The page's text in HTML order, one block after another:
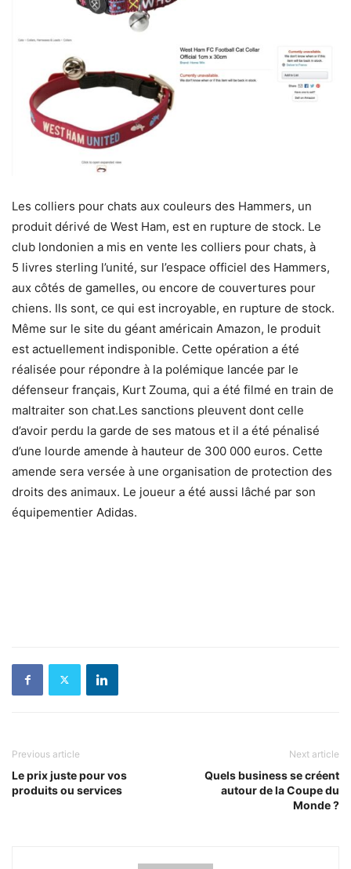
Les colliers pour chats aux couleurs des Hammers, un
produit dérivé de West Ham, est en rupture de stock. Le
club londonien a mis en vente les colliers pour chats, à
5 livres sterling l’unité, sur l’espace officiel des Hammers,
aux côtés de gamelles, ou encore de couvertures pour
chiens. Ils sont, ce qui est incroyable, en rupture de stock.
Même sur le site du géant américain Amazon, le produit
est actuellement indisponible. Cette opération a été
réalisée pour répondre à la polémique lancée par le
défenseur français, Kurt Zouma, qui a été filmé en train de
maltraiter son chat.Les sanctions pleuvent dont celle
d’avoir perdu la garde de ses matous et il a été pénalisé
d’une lourde amende à hauteur de 300 000 euros. Cette
amende sera versée à une organisation de protection des
droits des animaux. Le joueur a été aussi lâché par son
équipementier Adidas.
Previous article
Le prix juste pour vos
produits ou services
Next article
Quels business se créent
autour de la Coupe du
Monde ?